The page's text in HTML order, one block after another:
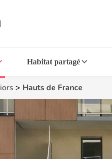
Habitat partagé
> Hauts de France